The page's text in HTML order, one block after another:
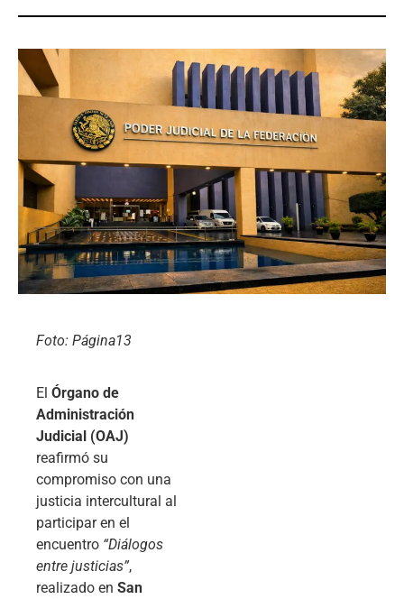
Foto: Página13
El Órgano de
Administración
Judicial (OAJ)
reafirmó su
compromiso con una
justicia intercultural al
participar en el
encuentro “Diálogos
entre justicias”,
realizado en San